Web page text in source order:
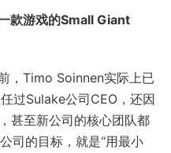
款游戏的Small Giant
，Timo Soinnen实际上已
过Sulake公司CEO，还因
甚至新公司的核心团队都
司的目标，就是“用最小